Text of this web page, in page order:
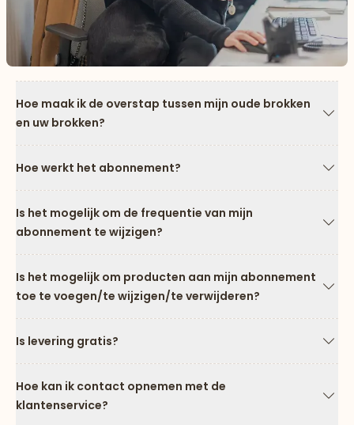
Hoe maak ik de overstap tussen mijn oude brokken
en uw brokken?
Hoe werkt het abonnement?
Pijl
Is het mogelijk om de frequentie van mijn
abonnement te wijzigen?
Is het mogelijk om producten aan mijn abonnement
toe te voegen/te wijzigen/te verwijderen?
Is levering gratis?
Pijl
Hoe kan ik contact opnemen met de
klantenservice?